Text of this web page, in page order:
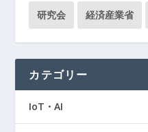
研究会 経済産業省
カテゴリー
IoT・AI